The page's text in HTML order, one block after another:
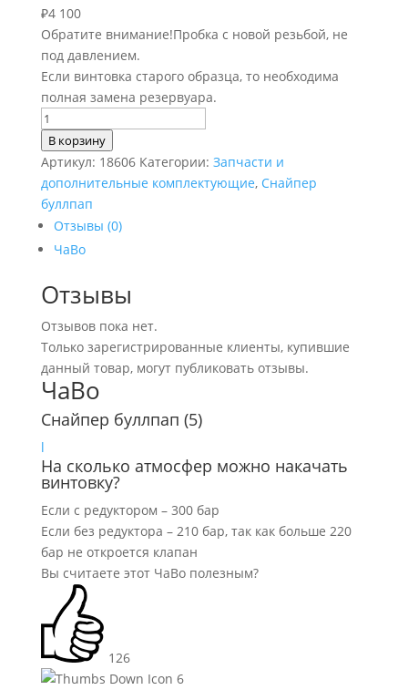
₽4 100
Обратите внимание!Пробка с новой резьбой, не
под давлением.
Если винтовка старого образца, то необходима
полная замена резервуара.
Количество
товара
Задняя
пробка
Снайпер
(коробка
60)
В корзину
Артикул: 18606 Категории: Запчасти и
дополнительные комплектующие, Снайпер
буллпап
Отзывы (0)
ЧаВо
Отзывы
Отзывов пока нет.
Только зарегистрированные клиенты, купившие
данный товар, могут публиковать отзывы.
ЧаВо
Снайпер буллпап (5)
l
На сколько атмосфер можно накачать
винтовку?
Если с редуктором – 300 бар
Если без редуктора – 210 бар, так как больше 220
бар не откроется клапан
Вы считаете этот ЧаВо полезным?
126
6